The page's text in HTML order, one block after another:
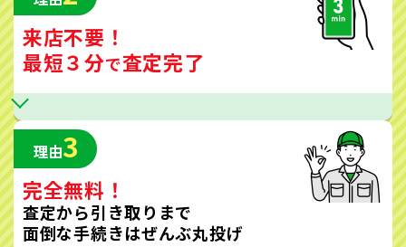
来店不要！
最短３分で査定完了
理由3
完全無料！
査定から引き取りまで
面倒な手続きはぜんぶ丸投げ